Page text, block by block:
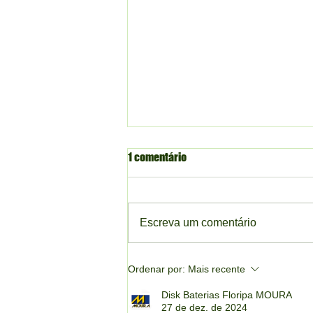
Baterias Moura Campeche Sul da
1 comentário
Escreva um comentário
Ordenar por: Mais recente
Disk Baterias Floripa MOURA
27 de dez. de 2024